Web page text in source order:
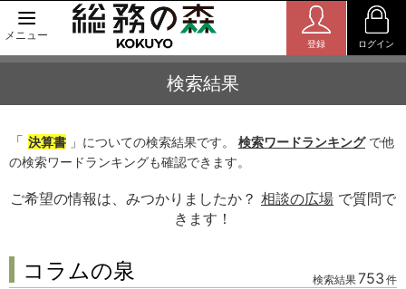
メニュー
登録 ログイン
検索結果
「 決算書 」についての検索結果です。 検索ワードランキングで他
の検索ワードランキングも確認できます。
ご希望の情報は、みつかりましたか？ 相談の広場 で質問で
きます！
コラムの泉 検索結果753 件